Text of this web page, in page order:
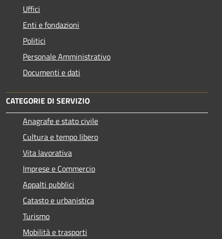
Uffici
Enti e fondazioni
Politici
Personale Amministrativo
Documenti e dati
CATEGORIE DI SERVIZIO
Anagrafe e stato civile
Cultura e tempo libero
Vita lavorativa
Imprese e Commercio
Appalti pubblici
Catasto e urbanistica
Turismo
Mobilità e trasporti